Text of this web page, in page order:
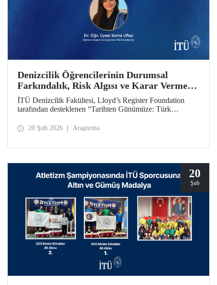
Denizcilik Öğrencilerinin Durumsal
Farkındalık, Risk Algısı ve Karar Verme
Yetkinliklerini Geliştirmeyi Amaçlayan
Projeye Hibe Desteği
İTÜ Denizcilik Fakültesi, Lloyd’s Register Foundation
tarafından desteklenen “Tarihten Günümüze: Türk
Archives to Action: Recreating Turkish Straits Navigation
20 Şub 2026 Araştırma
20
Şub